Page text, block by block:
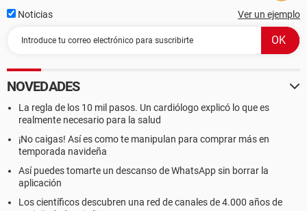
Noticias Ver un ejemplo
NOVEDADES
La regla de los 10 mil pasos. Un cardiólogo explicó lo que es
realmente necesario para la salud
¡No caigas! Así es como te manipulan para comprar más en
temporada navideña
Así puedes tomarte un descanso de WhatsApp sin borrar la
aplicación
Los científicos descubren una red de canales de 4.000 años de